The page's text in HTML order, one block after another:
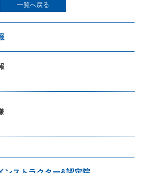
一覧へ戻る